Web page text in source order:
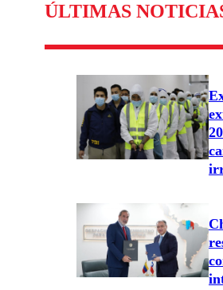
ÚLTIMAS